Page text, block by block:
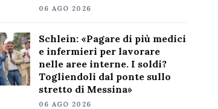
06 AGO 2026
Schlein: «Pagare di più medici
e infermieri per lavorare
nelle aree interne. I soldi?
Togliendoli dal ponte sullo
stretto di Messina»
06 AGO 2026